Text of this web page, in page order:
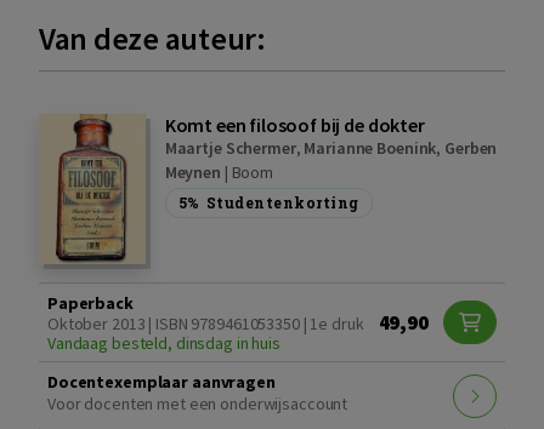
Van deze auteur:
Komt een filosoof bij de dokter
Maartje Schermer, Marianne Boenink, Gerben
Meynen | Boom
5% Studentenkorting
Paperback
Oktober 2013 | ISBN 9789461053350 | 1e druk
Vandaag besteld, dinsdag in huis
49,90
Docentexemplaar aanvragen
Voor docenten met een onderwijsaccount